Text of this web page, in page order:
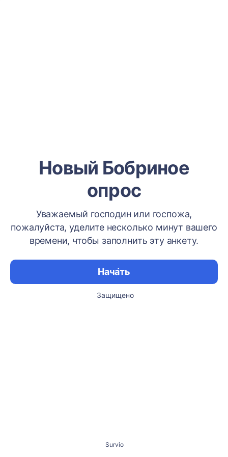
Новый Бобриное
опрос
Уважаемый господин или госпожа,
пожалуйста, уделите несколько минут вашего
времени, чтобы заполнить эту анкету.
Нача́ть
Защищено
Survio